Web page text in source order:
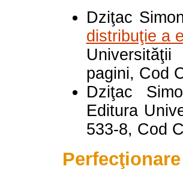
Dziţac
distribuţie a
pagini, Cod
Dziţac
Editura
533-8, Cod